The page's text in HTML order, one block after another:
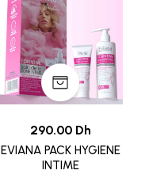
290.00 Dh
EVIANA PACK HYGIENE
INTIME